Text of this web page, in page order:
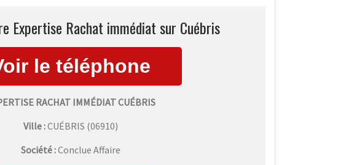
Expertise Rachat immédiat sur Cuébris
RACHAT IMMÉDIAT CUÉBRIS
Ville :CUÉBRIS (06910)
Société :Conclue Affaire